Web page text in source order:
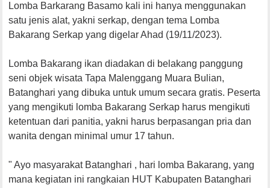
Lomba Barkarang Basamo kali ini hanya menggunakan
satu jenis alat, yakni serkap, dengan tema Lomba
Bakarang Serkap yang digelar Ahad (19/11/2023).
Lomba Bakarang ikan diadakan di belakang panggung
seni objek wisata Tapa Malenggang Muara Bulian,
Batanghari yang dibuka untuk umum secara gratis. Peserta
yang mengikuti lomba Bakarang Serkap harus mengikuti
ketentuan dari panitia, yakni harus berpasangan pria dan
wanita dengan minimal umur 17 tahun.
" Ayo masyarakat Batanghari , hari lomba Bakarang, yang
mana kegiatan ini rangkaian HUT Kabupaten Batanghari